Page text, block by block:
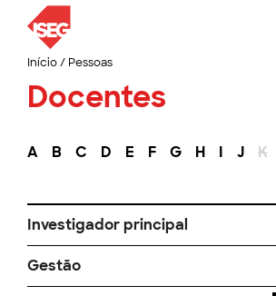
Início/ Pessoas
Docentes
A B C D E F G H I J K
Investigador principal
Gestão